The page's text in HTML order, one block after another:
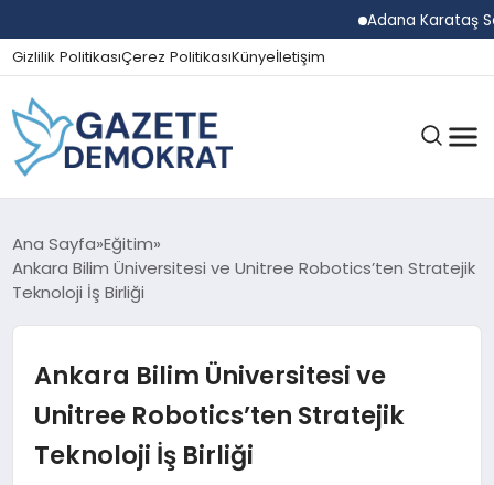
Adana Karataş Sera
Gizlilik PolitikasıÇerez PolitikasıKünyeİletişim
GÜNDEM
EKONOMI
SPOR
Ana Sayfa Eğitim
Ankara Bilim Üniversitesi ve Unitree Robotics’ten Stratejik
Teknoloji İş Birliği
Ankara Bilim Üniversitesi ve
Unitree Robotics’ten Stratejik
Teknoloji İş Birliği